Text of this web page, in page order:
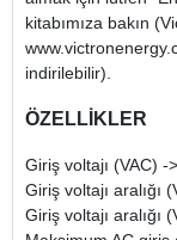
kitabımıza bakın
indirilebilir).
ÖZELLİKLER
Giriş voltajı (VAC) -
Giriş voltajı aralığı
Giriş voltajı aralığı